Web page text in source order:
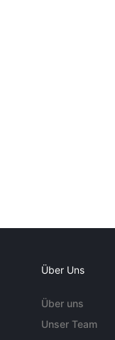
Über Uns
Über uns
Unser Team